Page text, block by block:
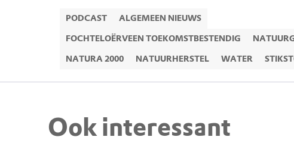
PODCAST
ALGEMEEN NIEUWS
FOCHTELOËRVEEN TOEKOMSTBESTENDIG
NATURA 2000
NATUURHERSTEL WATER
Ook interessant